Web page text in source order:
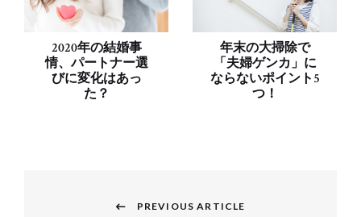
2020年の結婚事
情、パートナー選
びに変化はあっ
た？
年末の大掃除で
「夫婦ゲンカ」に
ならないポイント5
つ！
PREVIOUS ARTICLE